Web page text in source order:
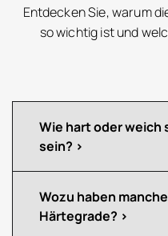
Entdecken Sie, warum
so wichtig ist und
Wie hart oder weich
sein?
Wozu haben
Härtegrade?